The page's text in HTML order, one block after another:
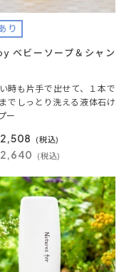
り
ベビーソープ＆シャン
時も片手で出せて、１本で
でしっとり洗える液体石け
ー
2,508 (税込)
(税込)